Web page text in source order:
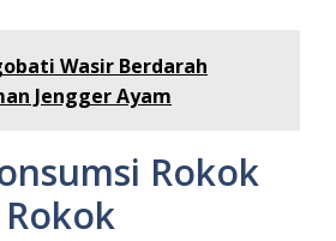
Wasir Berdarah
Jengger Ayam
Rokok